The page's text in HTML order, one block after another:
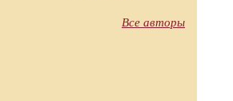
Все авторы